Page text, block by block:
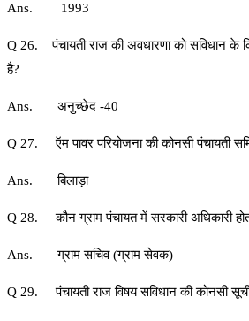
Ans. 1993
Q 26. पंचायती राज की अवधारणा को सविधान के
है?
Ans. अनुच्छेद -40
Q 27. ऍम पावर परियोजना की कोनसी पंचायती
Ans. बिलाड़ा
Q 28. कौन ग्राम पंचायत में सरकारी अधिकारी
Ans. ग्राम सचिव (ग्राम सेवक)
Q 29. पंचायती राज विषय सविधान की कोनसी